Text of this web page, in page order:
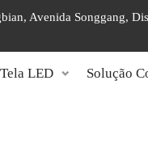
Avenida Songgang,
Tela LED Solução